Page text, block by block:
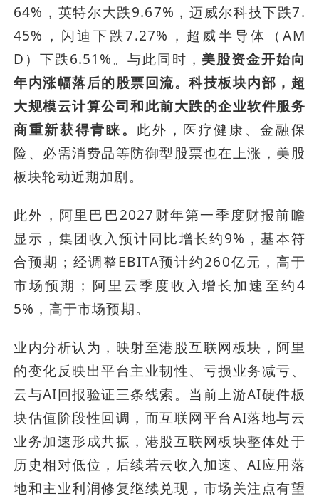
64%，英特尔大跌9.67%，迈威尔科技下跌7.
45%，闪迪下跌7.27%，超威半导体（AM
D）下跌6.51%。与此同时， 美股资金开始向
年内涨幅落后的股票回流。科技板块内部，超
大规模云计算公司和此前大跌的企业软件服务
商重新获得青睐。 此外，医疗健康、金融保
险、必需消费品等防御型股票也在上涨，美股
板块轮动近期加剧。
此外，阿里巴巴2027财年第一季度财报前瞻
显示，集团收入预计同比增长约9%，基本符
合预期；经调整EBITA预计约260亿元，高于
市场预期；阿里云季度收入增长加速至约4
5%，高于市场预期。
业内分析认为，映射至港股互联网板块，阿里
的变化反映出平台主业韧性、亏损业务减亏、
云与AI回报验证三条线索。当前上游AI硬件板
块估值阶段性回调，而互联网平台AI落地与云
业务加速形成共振，港股互联网板块整体处于
历史相对低位，后续若云收入加速、AI应用落
地和主业利润修复继续兑现，市场关注点有望